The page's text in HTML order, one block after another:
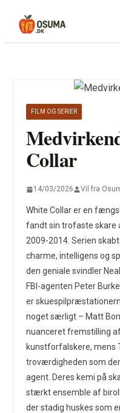
FILM OG SERIER
Collar
14/03/2026 Vil fra
White Collar er en
fandt sin trofaste skare
2009-2014. Serien
charme, intelligens og
den geniale svindler
FBI-agenten Peter
er
noget særligt – Matt
nuanceret fremstilling
kunstforfalskere, mens
troværdigheden som
agent. Deres kemi på
stærkt ensemble af
der stadig huskes som